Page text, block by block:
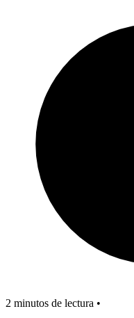
2 minutos de lectura •